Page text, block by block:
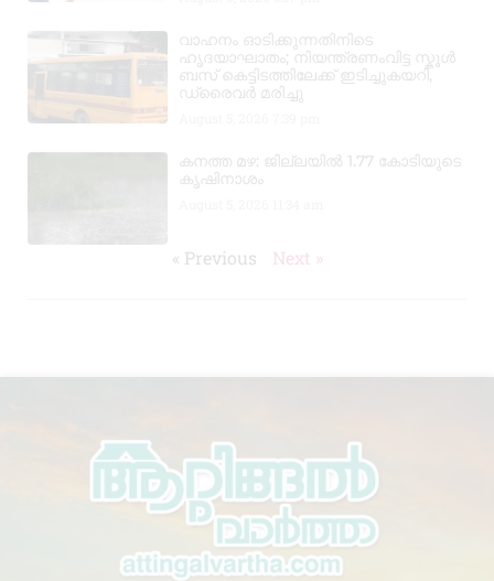
വാഹനം ഓടിക്കുന്നതിനിടെ
ഹൃദയാഘാതം; നിയന്ത്രണംവിട്ട സ്കൂൾ
ബസ് കെട്ടിടത്തിലേക്ക് ഇടിച്ചുകയറി,
ഡ്രൈവർ മരിച്ചു
കനത്ത മഴ: ജില്ലയിൽ 1.77 കോടിയുടെ
കൃഷിനാശം
« Previous Next »